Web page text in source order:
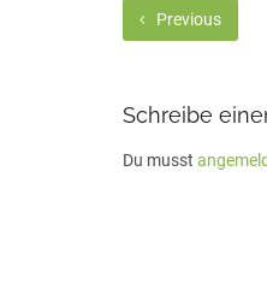
Previous
Schreibe
Du musst